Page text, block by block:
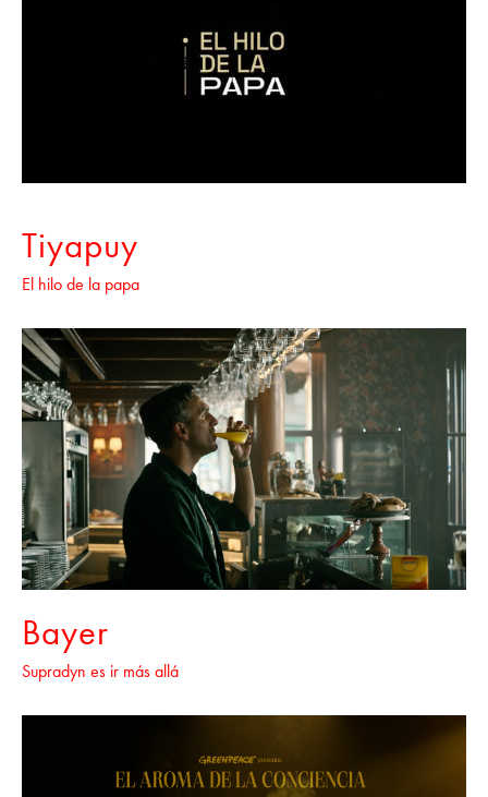
Tiyapuy
El hilo de la papa
Bayer
Supradyn es ir más allá